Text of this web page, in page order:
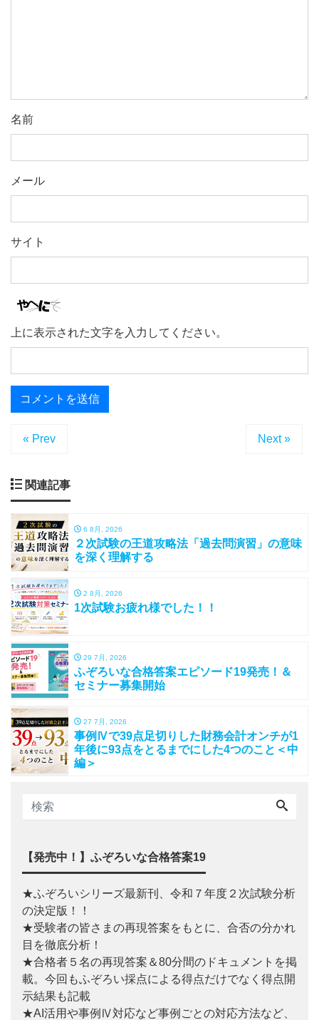
名前
メール
サイト
上に表示された文字を入力してください。
« Prev Next »
関連記事
6 8月, 2026
２次試験の王道攻略法「過去問演習」の意味
を深く理解する
2 8月, 2026
1次試験お疲れ様でした！！
29 7月, 2026
ふぞろいな合格答案エピソード19発売！＆
セミナー募集開始
27 7月, 2026
事例Ⅳで39点足切りした財務会計オンチが1
年後に93点をとるまでにした4つのこと＜中
編＞
【発売中！】ふぞろいな合格答案19
★ふぞろいシリーズ最新刊、令和７年度２次試験分析
の決定版！！
★受験者の皆さまの再現答案をもとに、合否の分かれ
目を徹底分析！
★合格者５名の再現答案＆80分間のドキュメントを掲
載。今回もふぞろい採点による得点だけでなく得点開
示結果も記載
★AI活用や事例Ⅳ対応など事例ごとの対応方法など、